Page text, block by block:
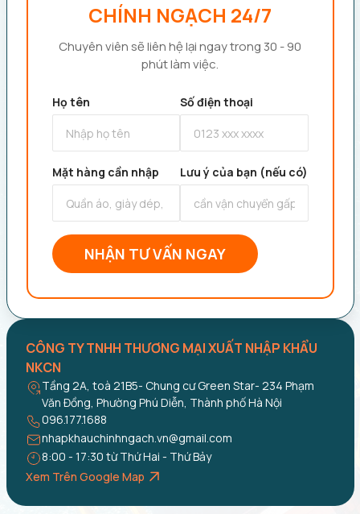
CÔNG TY TNHH THƯƠNG MẠI XUẤT NHẬP KHẨU
NKCN
Tầng 2A, toà 21B5- Chung cư Green Star- 234 Phạm
Văn Đồng, Phường Phú Diễn, Thành phố Hà Nội
096.177.1688
nhapkhauchinhngach.vn@gmail.com
8:00 - 17:30 từ Thứ Hai - Thứ Bảy
Xem Trên Google Map
CHÍNH NGẠCH 24/7
Chuyên viên sẽ liên hệ lại ngay trong 30 - 90
phút làm việc.
Họ tên Số điện thoại
Mặt hàng cần nhập Lưu ý của bạn (nếu có)
NHẬN TƯ VẤN NGAY